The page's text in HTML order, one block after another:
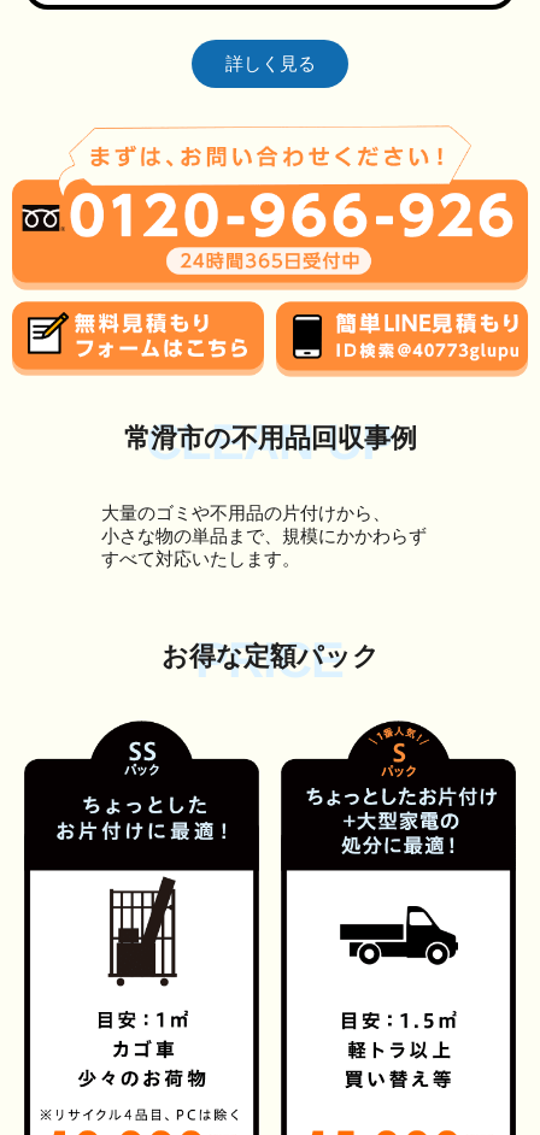
詳しく見る
CLEAN UP
常滑市の不用品回収事例
大量のゴミや不用品の片付けから、
小さな物の単品まで、規模にかかわらず
すべて対応いたします。
PRICE
お得な定額パック